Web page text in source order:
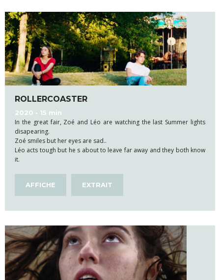
ROLLERCOASTER
2020 • 15 min
In the great fair, Zoé and Léo are watching the last Summer lights
disapearing.
Zoé smiles but her eyes are sad..
Léo acts tough but he s about to leave far away and they both know
it.
AFFICHE EXTRAIT